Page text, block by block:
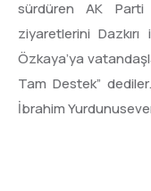
sürdüren AK Parti
ziyaretlerini
Özkaya’ya
Tam Destek”
İbrahim